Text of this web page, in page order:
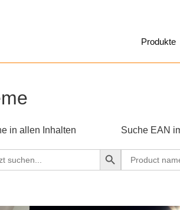
Produkte
in allen Inhalten
Search Button
Suche EAN